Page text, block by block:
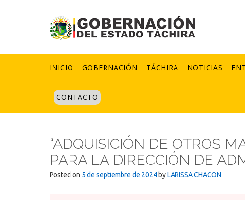
INICIO GOBERNACIÓN TÁCHIRA NOTICIAS
CONTACTO
“ADQUISICIÓN DE OTROS
PARA LA DIRECCIÓN DE
Posted on 5 de septiembre de 2024 byLARISSA CHACON